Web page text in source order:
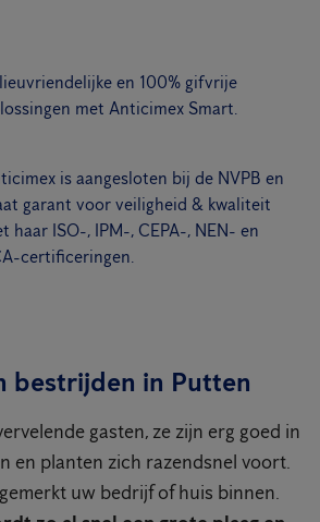
en 100% gifvrije
met Anticimex Smart.
is aangesloten bij de NVPB en
garant voor veiligheid & kwaliteit
haar ISO-, IPM-, CEPA-, NEN- en
certificeringen.
bestrijden in Putten
gasten, ze zijn erg goed in
en planten zich razendsnel voort.
uw bedrijf of huis binnen.